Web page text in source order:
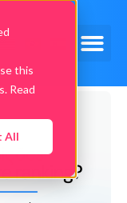
this
Read
All